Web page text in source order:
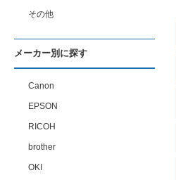
その他
メーカー別に探す
Canon
EPSON
RICOH
brother
OKI